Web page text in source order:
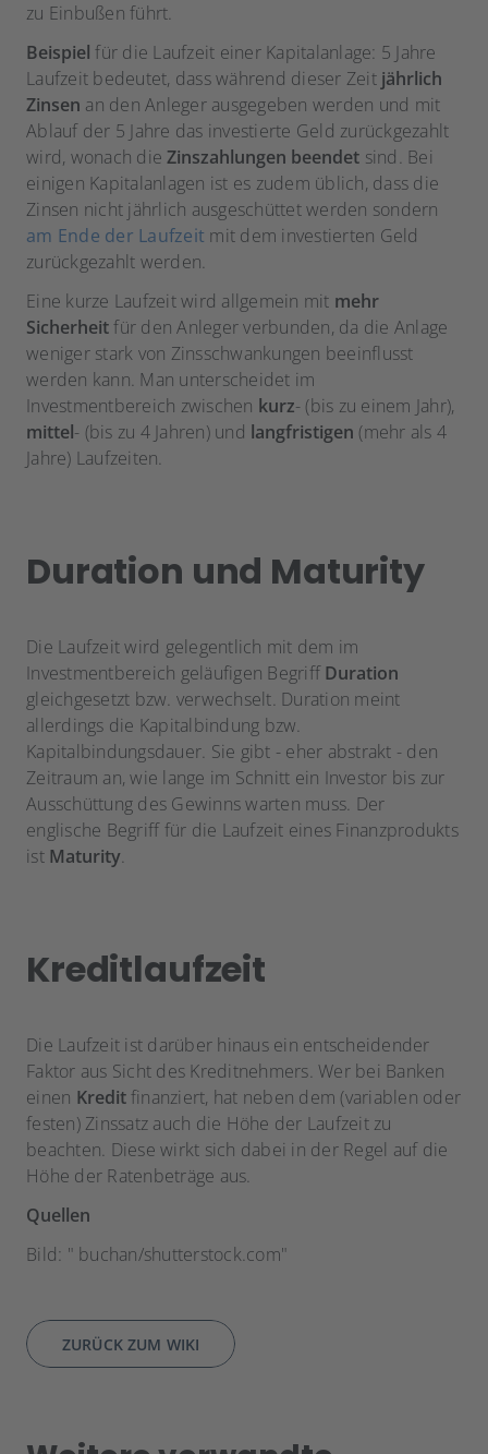
zu Einbußen führt.
Beispiel für die Laufzeit einer Kapitalanlage: 5 Jahre
Laufzeit bedeutet, dass während dieser Zeit jährlich
Zinsen an den Anleger ausgegeben werden und mit
Ablauf der 5 Jahre das investierte Geld zurückgezahlt
wird, wonach dieZinszahlungen beendet sind. Bei
einigen Kapitalanlagen ist es zudem üblich, dass die
Zinsen nicht jährlich ausgeschüttet werden sondern
am Ende der Laufzeit mit dem investierten Geld
zurückgezahlt werden.
Eine kurze Laufzeit wird allgemein mit mehr
Sicherheitfür den Anleger verbunden, da die Anlage
weniger stark von Zinsschwankungen beeinflusst
werden kann. Man unterscheidet im
Investmentbereich zwischen kurz- (bis zu einem Jahr),
mittel- (bis zu 4 Jahren) und langfristigen (mehr als 4
Jahre) Laufzeiten.
Duration und Maturity
Die Laufzeit wird gelegentlich mit dem im
Investmentbereich geläufigen BegriffDuration
gleichgesetzt bzw. verwechselt. Duration meint
allerdings die Kapitalbindung bzw.
Kapitalbindungsdauer. Sie gibt - eher abstrakt - den
Zeitraum an, wie lange im Schnitt ein Investor bis zur
Ausschüttung des Gewinns warten muss. Der
englische Begriff für die Laufzeit eines Finanzprodukts
ist Maturity.
Kreditlaufzeit
Die Laufzeit ist darüber hinaus ein entscheidender
Faktor aus Sicht des Kreditnehmers. Wer bei Banken
einen Kreditfinanziert, hat neben dem (variablen oder
festen) Zinssatz auch die Höhe der Laufzeit zu
beachten. Diese wirkt sich dabei in der Regel auf die
Höhe der Ratenbeträge aus.
Quellen
Bild: " buchan/shutterstock.com"
ZURÜCK ZUM WIKI